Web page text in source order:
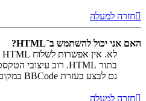
חזרה למעלה
האם אני יכול להשתמש ב־HTML?
גם לבצע בעזרת BBCode במקום.
חזרה למעלה